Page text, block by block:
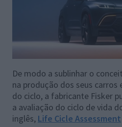
De modo a sublinhar o
na produção dos seus
do ciclo, a fabricante Fisker
a avaliação do ciclo de vida
inglês, Life Cicle Assessment